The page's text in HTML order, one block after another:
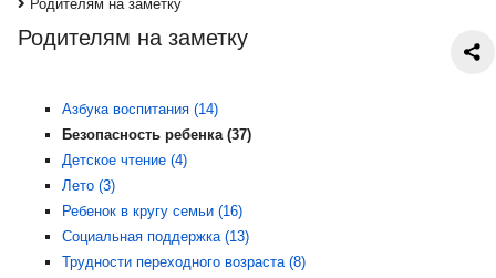
Родителям на заметку
Родителям на заметку
Азбука воспитания (14)
Безопасность ребенка (37)
Детское чтение (4)
Лето (3)
Ребенок в кругу семьи (16)
Социальная поддержка (13)
Трудности переходного возраста (8)